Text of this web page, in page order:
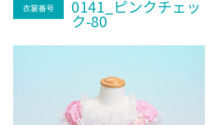
衣裳番号 0141_ピンクチェッ
ク-80